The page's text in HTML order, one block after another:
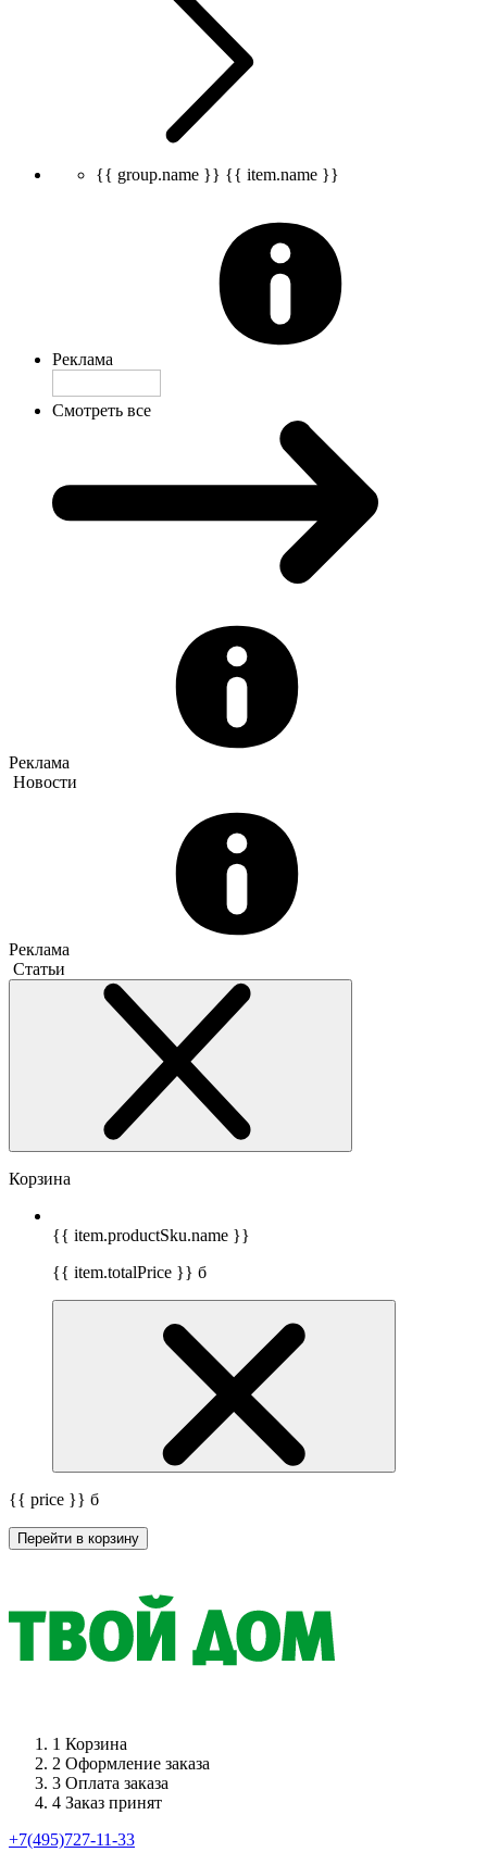
{{ group.name }} {{ item.name }}
Реклама
Смотреть все
Реклама
Новости
Реклама
Статьи
Корзина
{{ item.productSku.name }}
{{ item.totalPrice }} б
{{ price }} б
Перейти в корзину
1 Корзина
2 Оформление заказа
3 Оплата заказа
4 Заказ принят
+7(495)727-11-33